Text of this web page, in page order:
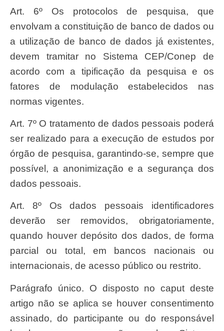
Art. 6º Os protocolos de pesquisa, que
envolvam a constituição de banco de dados ou
a utilização de banco de dados já existentes,
devem tramitar no Sistema CEP/Conep de
acordo com a tipificação da pesquisa e os
fatores de modulação estabelecidos nas
normas vigentes.
Art. 7º O tratamento de dados pessoais poderá
ser realizado para a execução de estudos por
órgão de pesquisa, garantindo-se, sempre que
possível, a anonimização e a segurança dos
dados pessoais.
Art. 8º Os dados pessoais identificadores
deverão ser removidos, obrigatoriamente,
quando houver depósito dos dados, de forma
parcial ou total, em bancos nacionais ou
internacionais, de acesso público ou restrito.
Parágrafo único. O disposto no caput deste
artigo não se aplica se houver consentimento
assinado, do participante ou do responsável